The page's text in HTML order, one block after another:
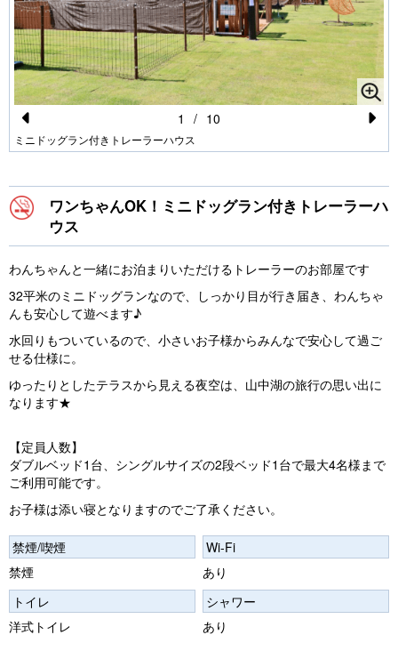
Pr
vi
o
u
s
ミニドッグラン付きトレーラーハウス
xt
1 / 10
ワンちゃんOK！ミニドッグラン付きトレーラーハ
ウス
わんちゃんと一緒にお泊まりいただけるトレーラーのお部屋です
32平米のミニドッグランなので、しっかり目が行き届き、わんちゃ
んも安心して遊べます♪
水回りもついているので、小さいお子様からみんなで安心して過ご
せる仕様に。
ゆったりとしたテラスから見える夜空は、山中湖の旅行の思い出に
なります★
【定員人数】
ダブルベッド1台、シングルサイズの2段ベッド1台で最大4名様まで
ご利用可能です。
お子様は添い寝となりますのでご了承ください。
禁煙/喫煙
禁煙
Wi-Fi
あり
トイレ
洋式トイレ
シャワー
あり